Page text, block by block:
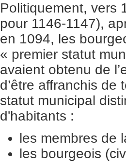
Politiquement, vers
pour 1146-1147),
en 1094, les
« premier statut
avaient obtenu de
d’être affranchis de
statut municipal
d'habitants :
les membres de
les bourgeois